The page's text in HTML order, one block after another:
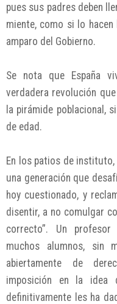
pues sus padres deben
miente, como si lo hacen
amparo del Gobierno.
Se nota que España
verdadera revolución
la pirámide poblacional,
de edad.
En los patios de
una generación que
hoy cuestionado, y
disentir, a no comulgar
correcto”. Un
muchos alumnos, sin
abiertamente de
imposición en la idea
definitivamente les ha